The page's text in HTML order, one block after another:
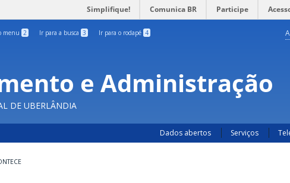
Simplifique! Comunica BR Participe
menu 2 Ir para a busca 3 Ir para o rodapé 4
e Administração
DE UBERLÂNDIA
Dados abertos Serviços